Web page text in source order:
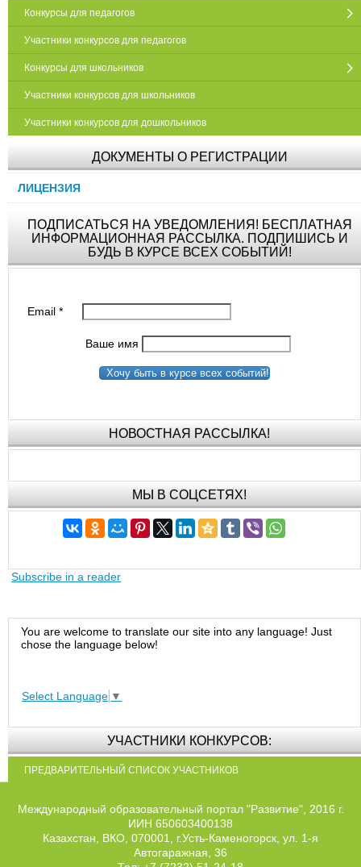
Конкурсы для педагогов
Участники конкурсов для педагогов
Конкурсы для школьников
Участники конкурсов для школьников
Участники конкурсов для дошкольников
ДОКУМЕНТЫ О РЕГИСТРАЦИИ
ЛИЦЕНЗИЯ
ПОДПИСАТЬСЯ НА УВЕДОМЛЕНИЯ! БЕСПЛАТНАЯ
ИНФОРМАЦИОННАЯ РАССЫЛКА. ПОДПИШИСЬ И
БУДЬ В КУРСЕ ВСЕХ СОБЫТИЙ!
Email*
Ваше имя
Хочу быть в курсе всех событий!
НОВОСТНАЯ РАССЫЛКА!
МЫ В СОЦСЕТЯХ!
Subscribe in a reader
You are welcome to translate our site into any language! Just
chose the language below!
Select Language ▼
УЧАСТНИКИ КОНКУРСОВ:
ПРЕДВАРИТЕЛЬНЫЙ СПИСОК УЧАСТНИКОВ
Международный образовательный портал "Развитие", 2016 г.
ИИН 650603400138
Казахстан, ВКО, 070001, г.Усть-Каменогорск, ул. 1-я
Автогаражная, 36